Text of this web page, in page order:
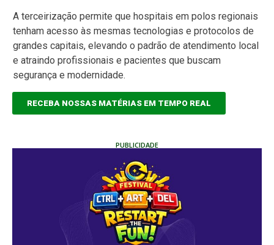
A terceirização permite que hospitais em polos regionais
tenham acesso às mesmas tecnologias e protocolos de
grandes capitais, elevando o padrão de atendimento local
e atraindo profissionais e pacientes que buscam
segurança e modernidade.
RECEBA NOSSAS MATÉRIAS EM TEMPO REAL
PUBLICIDADE